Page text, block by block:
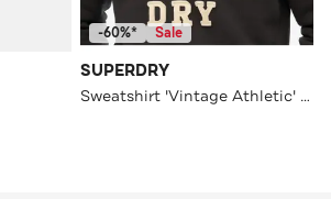
-60%* Sale
SUPERDRY
Sweatshirt 'Vintage Athletic' anthrazit